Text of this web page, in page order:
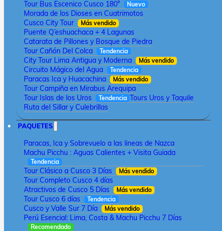
Tour Bus Escenico Cusco 180° Nuevo
Morada de los Dioses en Cuatrimotos
Cusco City Tour
Más vendido
Puente Q’eshuachaca + 4 Lagunas
Catarata de Pillones y Bosque de Piedra
Tour Cañón Del Colca
Tendencia
City Tour Lima Antigua y Moderna Más vendido
Circuito Mágico del Agua Tendencia
Paracas Ica y Huacachina Más vendido
Tour Campiña en Mirabus Arequipa
Tour Islas de los Uros
Tendencia Tours Uros y Taquile
Ruta del Sillar y Culebrillas
PAQUETES
Paracas, Ica y Sobrevuelo a las lineas de Nazca
Machu Picchu : Aguas Calientes + Visita Guiada
Tendencia
Tour Clásico a Cusco 3 Días Más vendido
Tour Completo Cusco 4 días
Atractivos de Cusco 5 Días
Más vendido
Tour Cusco 6 días Tendencia
Cusco y Valle Sur 7 Día Más vendido
Perú Esencial: Lima, Costa & Machu Picchu 7 Días
Recomendado